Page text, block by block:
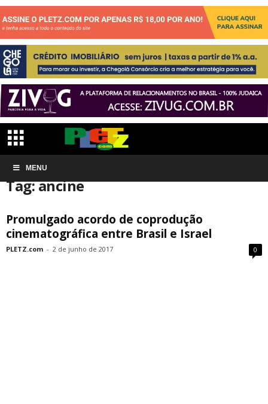
MENU
Início Tags
Tag: ancine
Promulgado acordo de coprodução
cinematográfica entre Brasil e Israel
PLETZ.com - 2 de junho de 2017 0